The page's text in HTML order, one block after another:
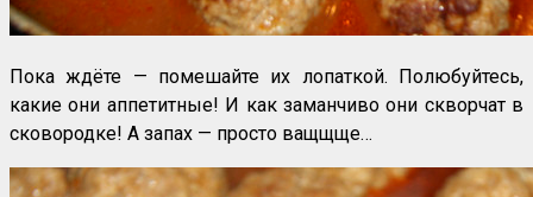
Пока ждёте — помешайте их лопаткой. Полюбуйтесь,
какие они аппетитные! И как заманчиво они скворчат в
сковородке! А запах — просто ващщще…